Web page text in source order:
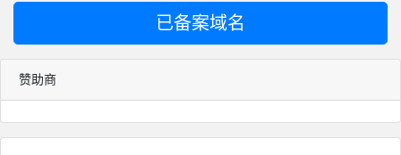
已备案域名
赞助商